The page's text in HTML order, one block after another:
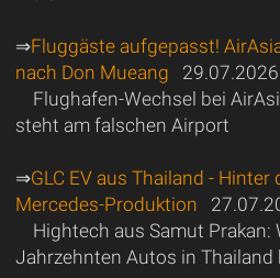
⇒Fluggäste aufgepasst!
nach Don Mueang 29.07.2026
Flughafen-Wechsel bei
steht am falschen Airport
⇒GLC EV aus Thailand - Hinter
Mercedes-Produktion
Hightech aus Samut Prakan:
Jahrzehnten Autos in Thailand